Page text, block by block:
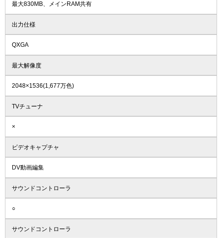
最大830MB、メインRAM共有
出力仕様
QXGA
最大解像度
2048×1536(1,677万色)
TVチューナ
×
ビデオキャプチャ
DV動画編集
サウンドコントローラ
○
サウンドコントローラ